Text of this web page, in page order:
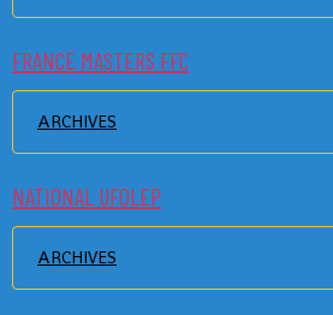
FRANCE MASTERS FFC
ARCHIVES
NATIONAL UFOLEP
ARCHIVES